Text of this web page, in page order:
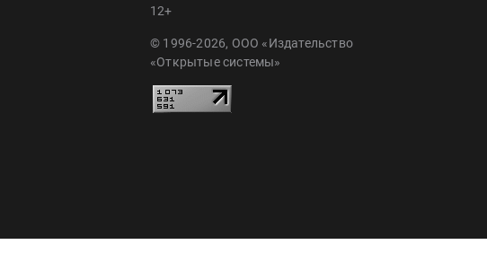
12+
© 1996-2026, ООО «Издательство
«Открытые системы»